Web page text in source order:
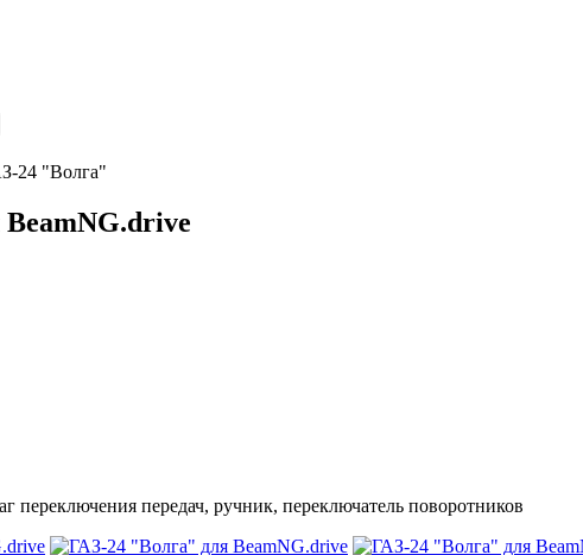
24 "Волга"
передач, ручник, переключатель поворотников